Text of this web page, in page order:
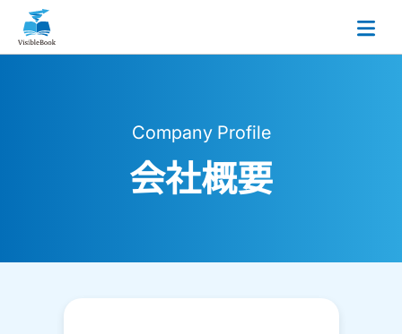
Company Profile
会社概要